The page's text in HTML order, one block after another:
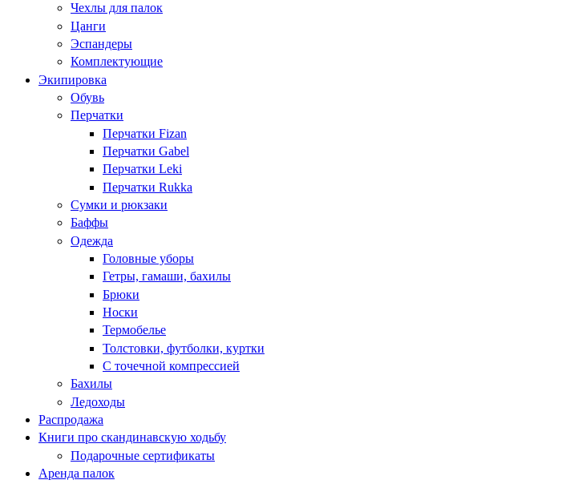
Чехлы для палок
Цанги
Эспандеры
Комплектующие
Экипировка
Обувь
Перчатки
Перчатки Fizan
Перчатки Gabel
Перчатки Leki
Перчатки Rukka
Сумки и рюкзаки
Баффы
Одежда
Головные уборы
Гетры, гамаши, бахилы
Брюки
Носки
Термобелье
Толстовки, футболки, куртки
С точечной компрессией
Бахилы
Ледоходы
Распродажа
Книги про скандинавскую ходьбу
Подарочные сертификаты
Аренда палок